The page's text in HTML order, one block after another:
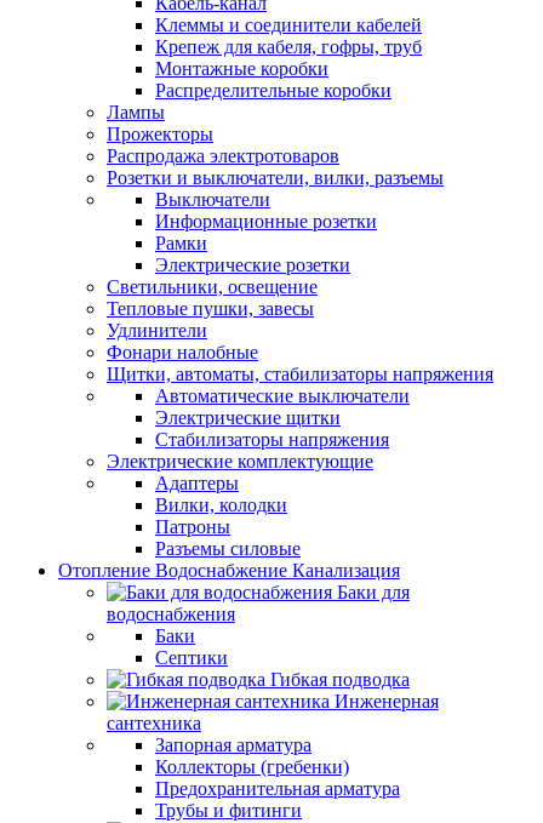
Клеммы и соединители кабелей
Крепеж для кабеля, гофры, труб
Монтажные коробки
Распределительные коробки
Лампы
Прожекторы
Распродажа электротоваров
Розетки и выключатели, вилки, разъемы
Выключатели
Информационные розетки
Рамки
Электрические розетки
Светильники, освещение
Тепловые пушки, завесы
Удлинители
Фонари налобные
Щитки, автоматы, стабилизаторы напряжения
Автоматические выключатели
Электрические щитки
Стабилизаторы напряжения
Электрические комплектующие
Адаптеры
Вилки, колодки
Патроны
Разъемы силовые
Отопление Водоснабжение Канализация
Баки для
водоснабжения
Баки
Септики
Гибкая подводка
Инженерная
сантехника
Запорная арматура
Коллекторы (гребенки)
Предохранительная арматура
Трубы и фитинги